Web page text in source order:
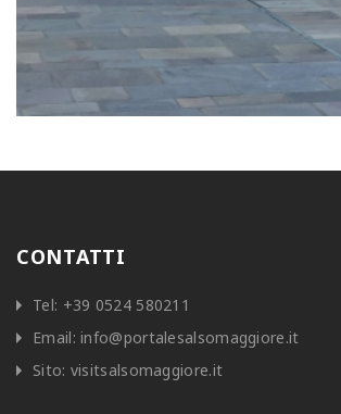
CONTATTI
Tel: +39 0524 580211
Email:info@portalesalsomaggiore.it
Sito: visitsalsomaggiore.it